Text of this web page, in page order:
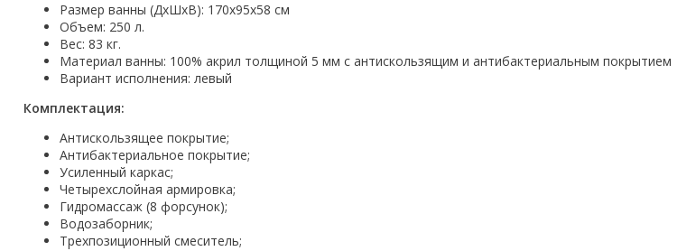
Радиаторы отопления
Котлы отопления
Сифоны и донные клапаны
Люки
Дом и сад
Готовые кухни
Размер ванны (ДхШхВ): 170x95x58 см
Объем: 250 л.
Вес: 83 кг.
Материал ванны: 100% акрил толщиной 5 мм с антискользящим и антибактериальным покрытием
Вариант исполнения: левый
Комплектация:
Антискользящее покрытие;
Антибактериальное покрытие;
Усиленный каркас;
Четырехслойная армировка;
Гидромассаж (8 форсунок);
Водозаборник;
Трехпозиционный смеситель;